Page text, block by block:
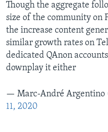
Though the aggregate
size of the community on
the increase content
similar growth rates on
dedicated QAnon
downplay it either
— Marc-André Argentino
11, 2020